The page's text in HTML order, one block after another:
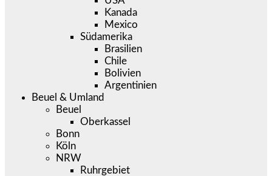
Kanada
Mexico
Südamerika
Brasilien
Chile
Bolivien
Argentinien
Beuel & Umland
Beuel
Oberkassel
Bonn
Köln
NRW
Ruhrgebiet